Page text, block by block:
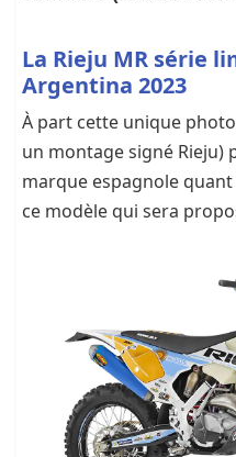
La Rieju MR série
Argentina 2023
À part cette unique
un montage signé Rieju)
marque espagnole
ce modèle qui sera